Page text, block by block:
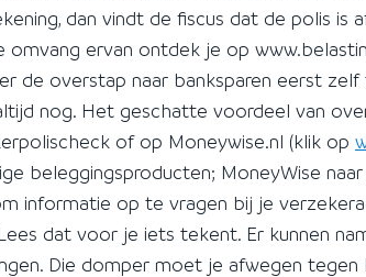
dan vindt de fiscus dat de polis is
omvang ervan ontdek je op
de overstap naar banksparen eerst
nog. Het geschatte voordeel van
of op Moneywise.nl (klik op
beleggingsproducten; MoneyWise
informatie op te vragen bij je
dat voor je iets tekent. Er kunnen
Die domper moet je afwegen